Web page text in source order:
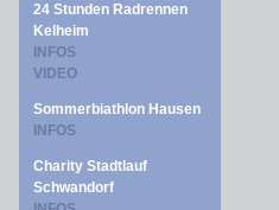
24 Stunden Radrennen
Kelheim
INFOS
VIDEO
Sommerbiathlon Hausen
INFOS
Charity Stadtlauf
Schwandorf